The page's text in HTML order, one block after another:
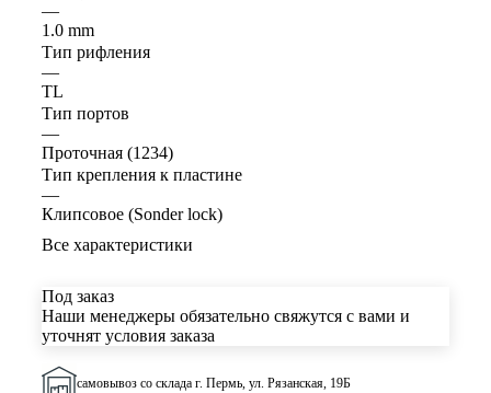
—
1.0 mm
Тип рифления
—
TL
Тип портов
—
Проточная (1234)
Тип крепления к пластине
—
Клипсовое (Sonder lock)
Все характеристики
Под заказ
Наши менеджеры обязательно свяжутся с вами и
уточнят условия заказа
самовывоз со склада г. Пермь, ул. Рязанская, 19Б